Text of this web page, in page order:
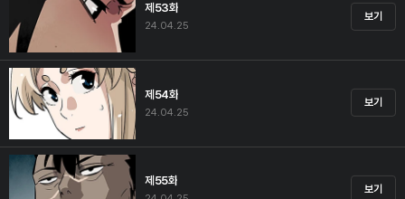
제53화
24.04.25
보기
제54화
24.04.25
보기
제55화
보기